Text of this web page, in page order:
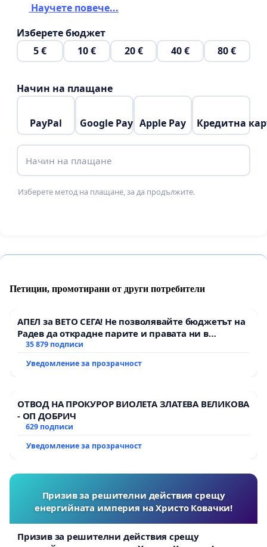
Научете повече...
Изберете бюджет
5 €
10 € 20 € 40 € 80 €
Начин на плащане
PayPal Google Pay Apple Pay Кредитна
Начин на плащане
Изберете метод на плащане, за да продължите.
Петиции, промотирани от други потребители
АПЕЛ за ВЕТО СЕГА! Не позволявайте бюджетът на
Радев да открадне парите и правата ни в
тъмното
35 879 подписи
Уведомление за прозрачност
ОТВОД НА ПРОКУРОР ВИОЛЕТА ЗЛАТЕВА ВЕЛИКОВА
- ОП ДОБРИЧ
629 подписи
Уведомление за прозрачност
Призив за решителни действия срещу
енергийната империя на Христо Ковачки!
Призив за решителни действия срещу